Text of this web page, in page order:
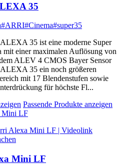
35
#ARRI#Cinema#super35
35 ist eine moderne Super
mit einer maximalen Auflösung von
ALEV 4 CMOS Bayer Sensor
35 ein noch größeren
mit 17 Blendenstufen sowie
für höchste Fl...
Passende Produkte anzeigen
Mini LF
Mini LF